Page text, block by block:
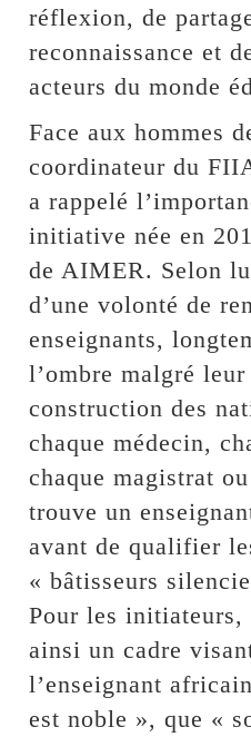
réflexion, de
reconnaissance et
acteurs du monde
Face aux hommes
coordinateur du
a rappelé
initiative née en
de AIMER. Selon
d’une volonté de
enseignants,
l’ombre malgré
construction des
chaque médecin,
chaque magistrat
trouve un
avant de qualifier
« bâtisseurs
Pour les
ainsi un cadre
l’enseignant
est noble », que «